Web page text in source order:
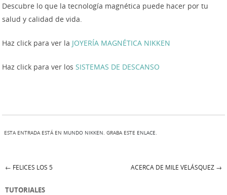
Descubre lo que la tecnología magnética puede hacer por tu
salud y calidad de vida.
Haz click para ver la JOYERÍA MAGNÉTICA NIKKEN
Haz click para ver los SISTEMAS DE DESCANSO
ESTA ENTRADA ESTÁ EN MUNDO NIKKEN. GRABA ESTE ENLACE.
Post navigation
← FELICES LOS 5 ACERCA DE MILE VELÁSQUEZ →
TUTORIALES